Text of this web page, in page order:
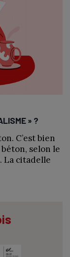
» ?
C’est bien
selon le
La citadelle